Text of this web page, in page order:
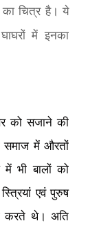
का चित्र है। ये
में इनका
को सजाने की
समाज में औरतों
भी बालों को
एवं पुरुष
करते थे। अति